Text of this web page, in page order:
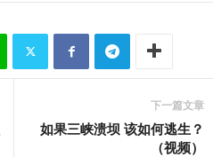
下一篇文章
如果三峡溃坝 该如何逃生？
（视频）